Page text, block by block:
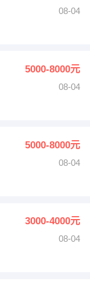
08-04
5000-8000元
08-04
5000-8000元
08-04
3000-4000元
08-04